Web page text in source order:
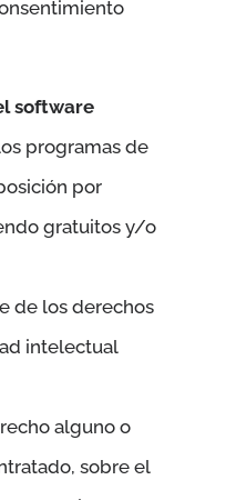
software
programas de
por
gratuitos y/o
de los derechos
intelectual
alguno o
sobre el